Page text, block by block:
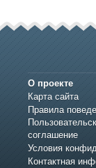
О проекте
Карта сайта
Правила
соглашение
Условия
Контактная